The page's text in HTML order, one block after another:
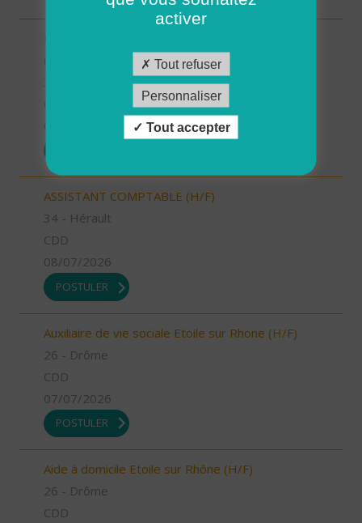
INTERVENANT.E A DOMICILE - VAL D'ANAST
(H/F)
35 - Ille-et-Vilaine
ASSISTANT COMPTABLE (H/F)
34 - Hérault
CDD
08/07/2026
POSTULER
Auxiliaire de vie sociale Etoile sur Rhone (H/F)
26 - Drôme
CDD
07/07/2026
POSTULER
Aide à domicile Etoile sur Rhône (H/F)
26 - Drôme
CDD
activer
Tout refuser
Personnaliser
Tout accepter